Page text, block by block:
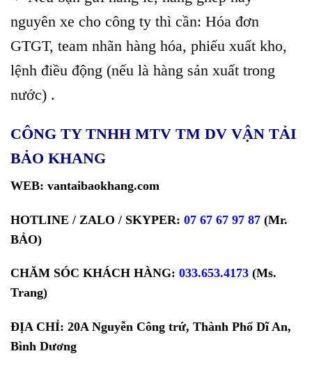
nguyên xe cho công ty thì cần: Hóa đơn
GTGT, team nhãn hàng hóa, phiếu xuất kho,
lệnh điều động (nếu là hàng sản xuất trong
nước) .
CÔNG TY TNHH MTV TM DV VẬN TẢI
BẢO KHANG
WEB: vantaibaokhang.com
HOTLINE / ZALO / SKYPER: 07 67 67 97 87 (Mr.
BẢO)
CHĂM SÓC KHÁCH HÀNG: 033.653.4173 (Ms.
Trang)
ĐỊA CHỈ: 20A Nguyễn Công trứ, Thành Phố Dĩ An,
Bình Dương